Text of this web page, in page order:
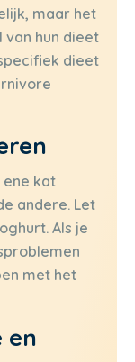
maar het
hun dieet
dieet
ene kat
andere. Let
Als je
met het
en